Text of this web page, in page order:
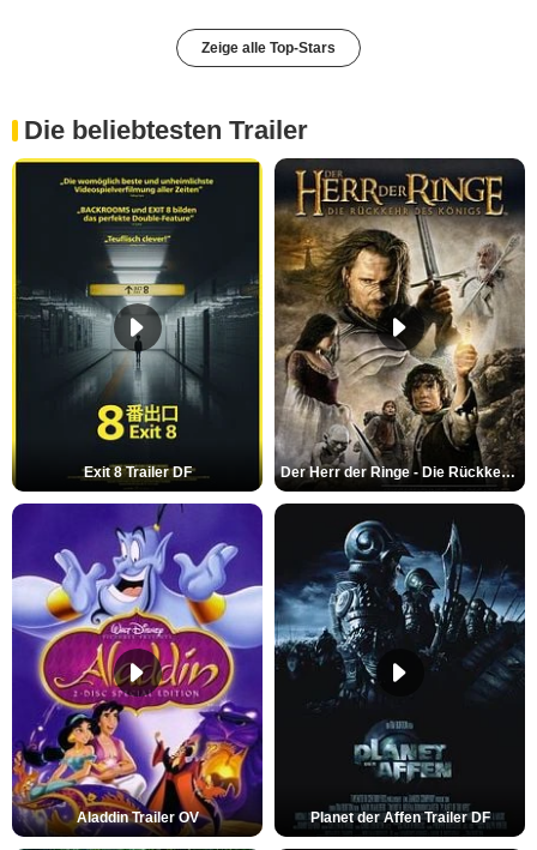
Zeige alle Top-Stars
Die beliebtesten Trailer
Exit 8 Trailer DF Der Herr der Ringe - Die Rückkehr des Königs Trailer OV
Aladdin Trailer OV Planet der Affen Trailer DF